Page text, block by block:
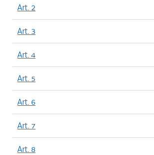
Art. 2
Art. 3
Art. 4
Art. 5
Art. 6
Art. 7
Art. 8